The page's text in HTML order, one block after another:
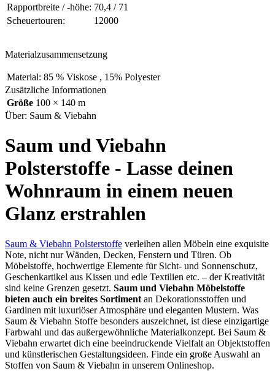
Rapportbreite / -höhe: 70,4 / 71
Scheuertouren:
12000
Materialzusammensetzung
Material: 85 % Viskose , 15% Polyester
Zusätzliche Informationen
Größe 100 × 140 m
Über: Saum & Viebahn
Saum und Viebahn
Polsterstoffe - Lasse deinen
Wohnraum in einem neuen
Glanz erstrahlen
Saum & Viebahn Polsterstoffe verleihen allen Möbeln eine exquisite
Note, nicht nur Wänden, Decken, Fenstern und Türen. Ob
Möbelstoffe, hochwertige Elemente für Sicht- und Sonnenschutz,
Geschenkartikel aus Kissen und edle Textilien etc. – der Kreativität
sind keine Grenzen gesetzt. Saum und Viebahn Möbelstoffe
bieten auch ein breites Sortiment an Dekorationsstoffen und
Gardinen mit luxuriöser Atmosphäre und eleganten Mustern. Was
Saum & Viebahn Stoffe besonders auszeichnet, ist diese einzigartige
Farbwahl und das außergewöhnliche Materialkonzept. Bei Saum &
Viebahn erwartet dich eine beeindruckende Vielfalt an Objektstoffen
und künstlerischen Gestaltungsideen. Finde ein große Auswahl an
Stoffen von Saum & Viebahn in unserem Onlineshop.